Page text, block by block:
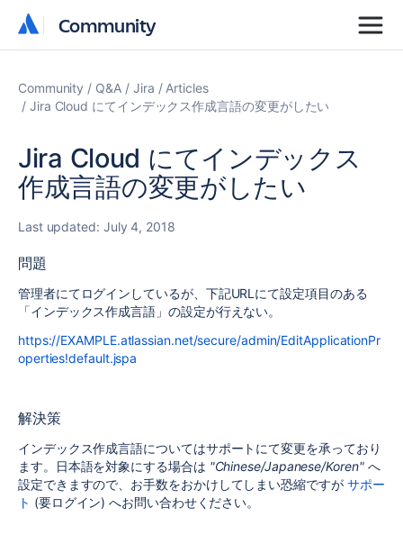
Community
Community
Community Q&A Jira
Articles
Jira Cloud にてインデックス作成言語の変更がしたい
Jira Cloud にてインデックス
作成言語の変更がしたい
Last updated: July 4, 2018
問題
管理者にてログインしているが、下記URLにて設定項目のある
「インデックス作成言語」の設定が行えない。
https://EXAMPLE.atlassian.net/secure/admin/EditApplicationPr
operties!default.jspa
解決策
インデックス作成言語についてはサポートにて変更を承っており
ます。日本語を対象にする場合は "Chinese/Japanese/Koren"へ
設定できますので、お手数をおかけしてしまい恐縮ですが サポー
ト (要ログイン) へお問い合わせください。